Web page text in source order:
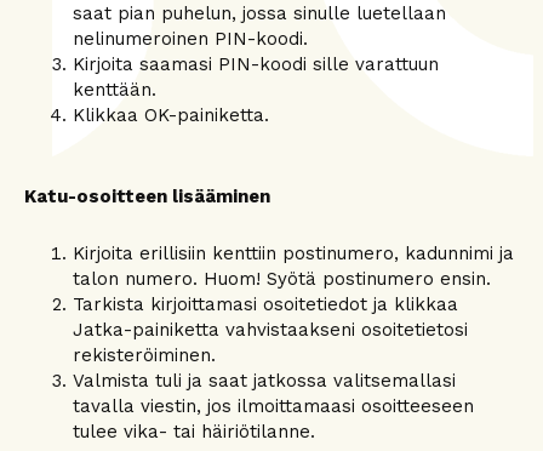
saat pian puhelun, jossa sinulle luetellaan
nelinumeroinen PIN-koodi.
Kirjoita saamasi PIN-koodi sille varattuun
kenttään.
Klikkaa OK-painiketta.
Katu-osoitteen lisääminen
Kirjoita erillisiin kenttiin postinumero, kadunnimi ja
talon numero. Huom! Syötä postinumero ensin.
Tarkista kirjoittamasi osoitetiedot ja klikkaa
Jatka-painiketta vahvistaakseni osoitetietosi
rekisteröiminen.
Valmista tuli ja saat jatkossa valitsemallasi
tavalla viestin, jos ilmoittamaasi osoitteeseen
tulee vika- tai häiriötilanne.